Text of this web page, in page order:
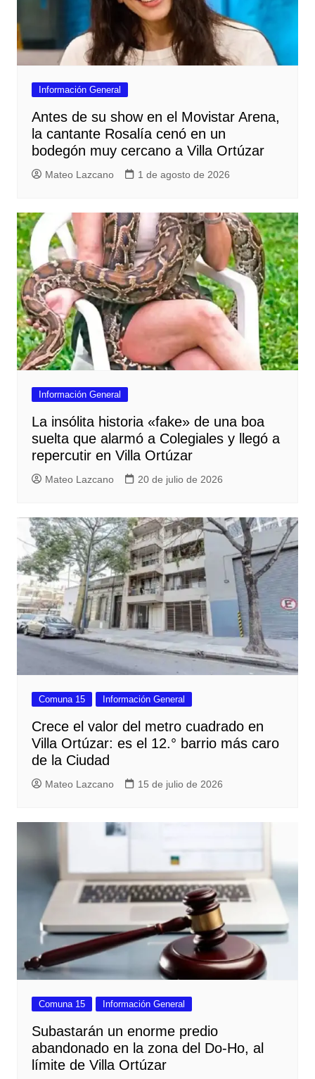
Información General
Antes de su show en el Movistar Arena,
la cantante Rosalía cenó en un
bodegón muy cercano a Villa Ortúzar
Mateo Lazcano 1 de agosto de 2026
Información General
La insólita historia «fake» de una boa
suelta que alarmó a Colegiales y llegó a
repercutir en Villa Ortúzar
Mateo Lazcano 20 de julio de 2026
Comuna 15 Información General
Crece el valor del metro cuadrado en
Villa Ortúzar: es el 12.° barrio más caro
de la Ciudad
Mateo Lazcano 15 de julio de 2026
Comuna 15 Información General
Subastarán un enorme predio
abandonado en la zona del Do-Ho, al
límite de Villa Ortúzar